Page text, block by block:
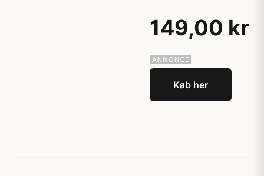
149,00 kr
Køb her